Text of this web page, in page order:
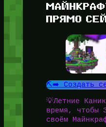
ПРЯМО
⛏️➡️ Создать
💡Летние
время, чтобы
своём